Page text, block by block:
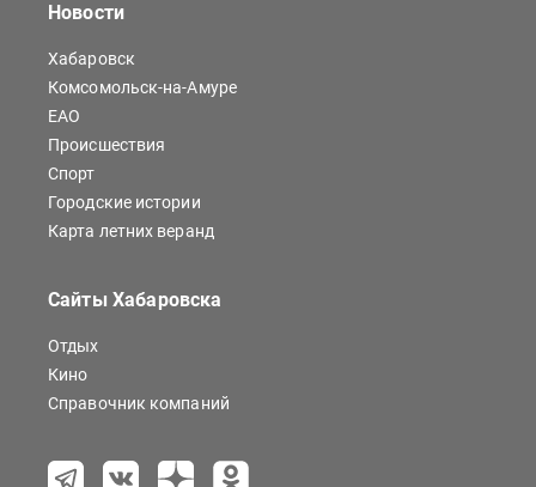
Новости
Хабаровск
Комсомольск-на-Амуре
ЕАО
Происшествия
Спорт
Городские истории
Карта летних веранд
Сайты Хабаровска
Отдых
Кино
Справочник компаний